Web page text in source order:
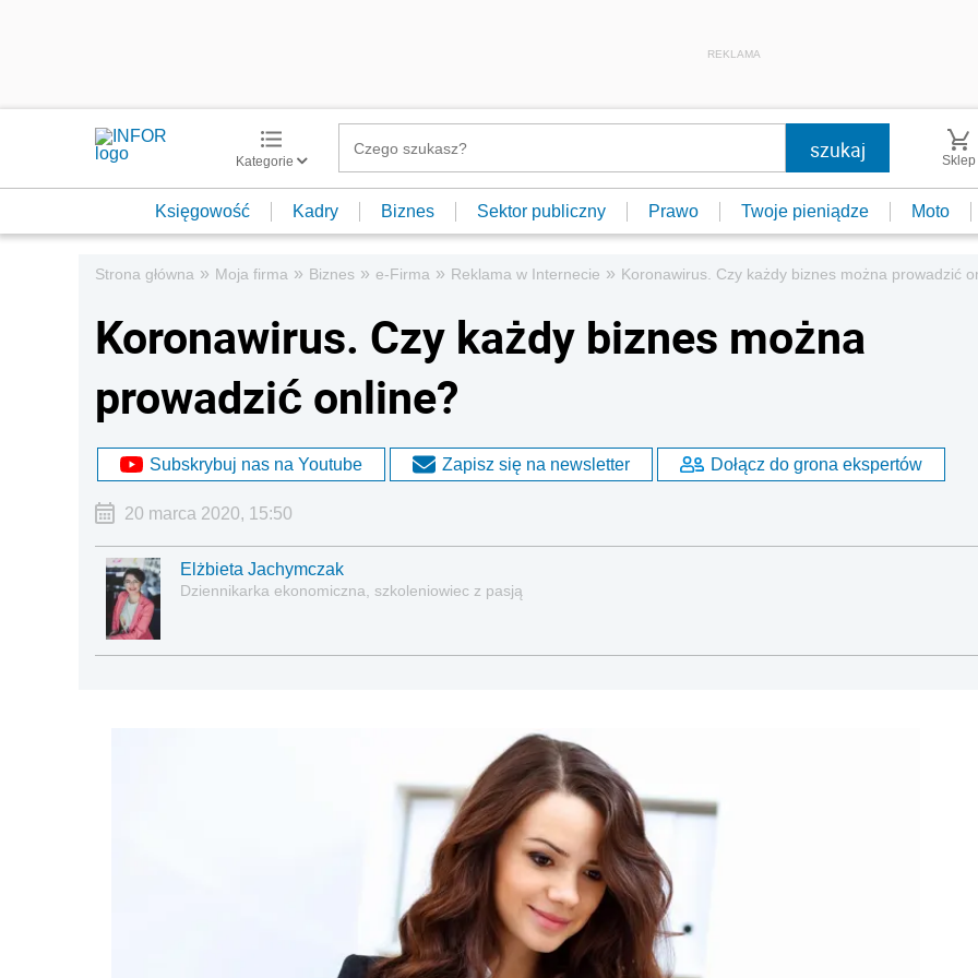
REKLAMA
Kategorie Sklep
Księgowość Kadry Biznes Sektor publiczny Prawo Twoje pieniądze Moto
Strona główna » Moja firma » Biznes » e-Firma » Reklama w Internecie » Koronawirus. Czy każdy biznes można prowadzić
Koronawirus. Czy każdy biznes można
prowadzić online?
Subskrybuj nas na Youtube Zapisz się na newsletter Dołącz do grona ekspertów
20 marca 2020, 15:50
Elżbieta Jachymczak
Dziennikarka ekonomiczna, szkoleniowiec z pasją